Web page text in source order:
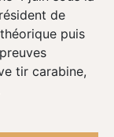
de
puis
tir carabine,